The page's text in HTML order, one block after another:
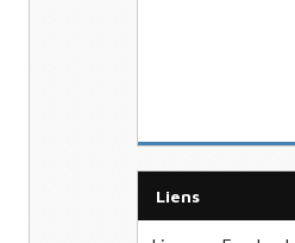
Liens